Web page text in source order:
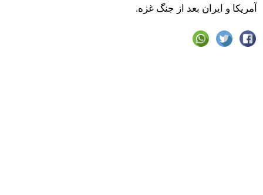
آمریکا و ایران بعد از جنگ غزه.